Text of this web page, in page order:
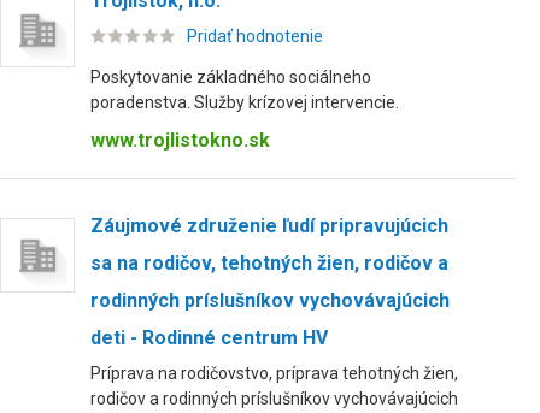
Pridať hodnotenie
Poskytovanie základného sociálneho
poradenstva. Služby krízovej intervencie.
www.trojlistokno.sk
Záujmové združenie ľudí pripravujúcich
sa na rodičov, tehotných žien, rodičov a
rodinných príslušníkov vychovávajúcich
deti - Rodinné centrum HV
Príprava na rodičovstvo, príprava tehotných žien,
rodičov a rodinných príslušníkov vychovávajúcich